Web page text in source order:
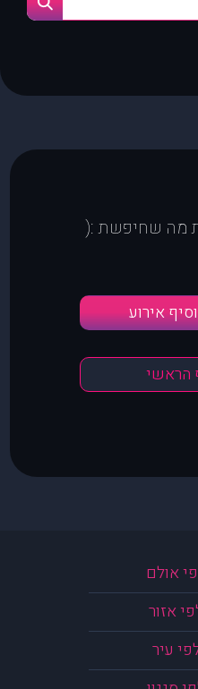
מה שחיפשת :(
אירוע
הראשי
אולם
אזור
עיר